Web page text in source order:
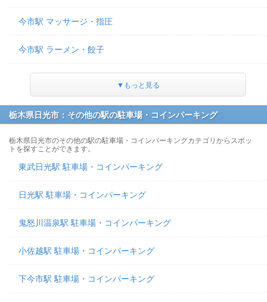
今市駅 マッサージ・指圧
今市駅 ラーメン・餃子
▼もっと見る
栃木県日光市：その他の駅の駐車場・コインパーキング
栃木県日光市のその他の駅の駐車場・コインパーキングカテゴリからスポッ
トを探すことができます。
東武日光駅 駐車場・コインパーキング
日光駅 駐車場・コインパーキング
鬼怒川温泉駅 駐車場・コインパーキング
小佐越駅 駐車場・コインパーキング
下今市駅 駐車場・コインパーキング